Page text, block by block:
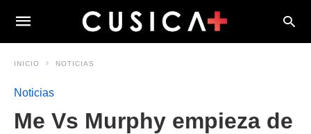
INICIO NOTICIAS
Noticias
Me Vs Murphy empieza de